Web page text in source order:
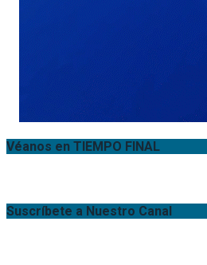
Véanos en TIEMPO FINAL
Suscríbete a Nuestro Canal